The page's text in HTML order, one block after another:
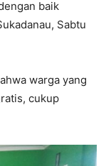
baik
Sabtu
warga yang
cukup